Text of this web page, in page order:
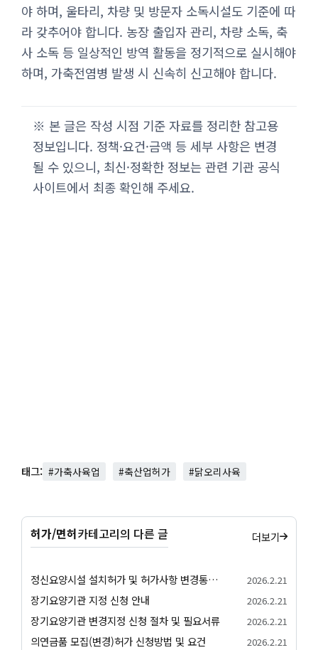
야 하며, 울타리, 차량 및 방문자 소독시설도 기준에 따
라 갖추어야 합니다. 농장 출입자 관리, 차량 소독, 축
사 소독 등 일상적인 방역 활동을 정기적으로 실시해야
하며, 가축전염병 발생 시 신속히 신고해야 합니다.
※ 본 글은 작성 시점 기준 자료를 정리한 참고용
정보입니다. 정책·요건·금액 등 세부 사항은 변경
될 수 있으니, 최신·정확한 정보는 관련 기관 공식
사이트에서 최종 확인해 주세요.
태그: #가축사육업 #축산업허가 #닭오리사육
허가/면허카테고리의 다른 글 더보기
정신요양시설 설치허가 및 허가사항 변경통지 허가 절차 안내 2026.2.21
장기요양기관 지정 신청 안내 2026.2.21
장기요양기관 변경지정 신청 절차 및 필요서류 2026.2.21
의연금품 모집(변경)허가 신청방법 및 요건 2026.2.21